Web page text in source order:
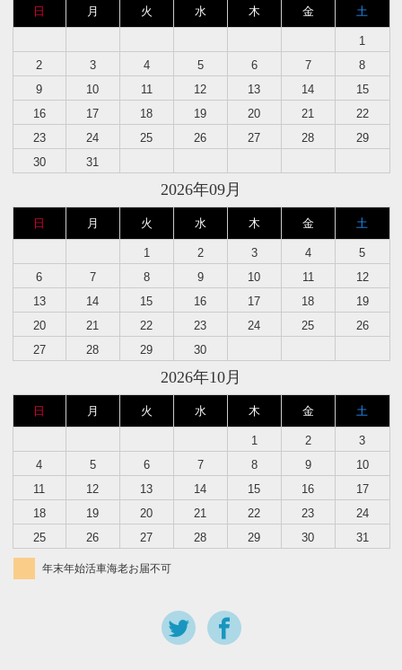
日 月 火 水 木 金 土
1
2
3 4 5 6 7
8
9
10 11 12 13 14
15
16
17 18 19 20 21
22
23
24 25 26 27 28
29
30
31
2026年09月
日 月 火 水 木 金 土
1 2 3 4
5
6
7 8 9 10 11
12
13
14 15 16 17 18
19
20
21 22 23 24 25
26
27
28 29 30
2026年10月
日 月 火 水 木 金 土
1 2
3
4
5 6 7 8 9
10
11
12 13 14 15 16
17
18
19 20 21 22 23
24
25
26 27 28 29 30 31
年末年始活車海老お届不可